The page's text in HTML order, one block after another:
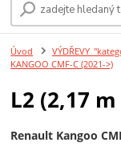
Úvod
KANGOO CMF-C (2021->)
L2 (2,17
Renault Kangoo